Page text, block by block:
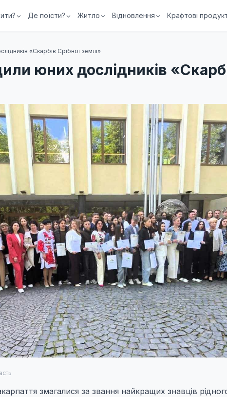
Де поїсти? Житло Відновлення Крафтові
«Скарбів Срібної землі»
юних дослідників
змагалися за звання найкращих знавців